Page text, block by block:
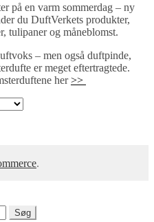
vælges
på
varesiden
på en varm sommerdag – ny
du DuftVerkets produkter,
tulipaner og måneblomst.
– men også duftpinde,
er meget eftertragtede.
her>>
.
Søg